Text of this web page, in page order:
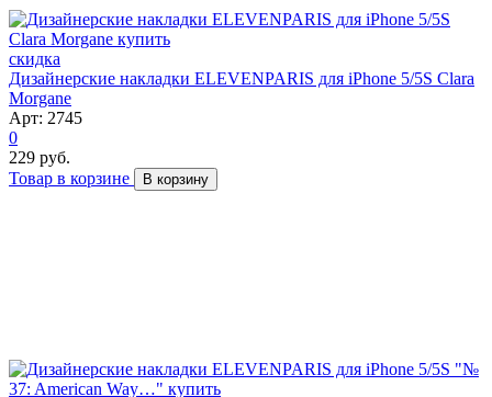
скидка
Дизайнерские накладки ELEVENPARIS для iPhone 5/5S Clara
Morgane
Арт: 2745
0
229 руб.
Товар в корзине
В корзину